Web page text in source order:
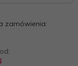
zamówienia: